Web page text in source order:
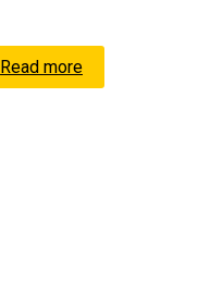
Read more